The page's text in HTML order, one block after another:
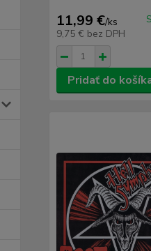
11,99 €/ks
9,75 € bez DPH
Pridať do